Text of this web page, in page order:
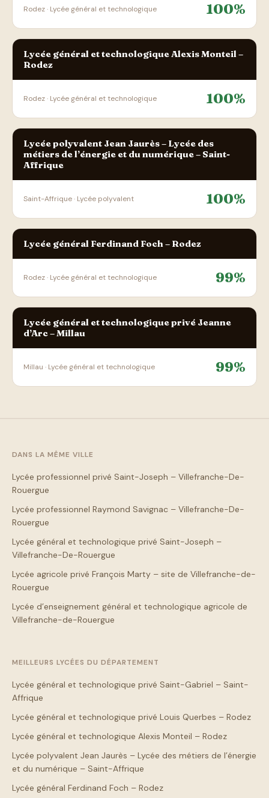
Rodez · Lycée général et technologique 100%
Lycée général et technologique Alexis Monteil –
Rodez
Rodez · Lycée général et technologique 100%
Lycée polyvalent Jean Jaurès – Lycée des
métiers de l’énergie et du numérique – Saint-
Affrique
Saint-Affrique · Lycée polyvalent 100%
Lycée général Ferdinand Foch – Rodez
Rodez · Lycée général et technologique 99%
Lycée général et technologique privé Jeanne
d’Arc – Millau
Millau · Lycée général et technologique 99%
DANS LA MÊME VILLE
Lycée professionnel privé Saint-Joseph – Villefranche-De-
Rouergue
Lycée professionnel Raymond Savignac – Villefranche-De-
Rouergue
Lycée général et technologique privé Saint-Joseph –
Villefranche-De-Rouergue
Lycée agricole privé François Marty – site de Villefranche-de-
Rouergue
Lycée d’enseignement général et technologique agricole de
Villefranche-de-Rouergue
MEILLEURS LYCÉES DU DÉPARTEMENT
Lycée général et technologique privé Saint-Gabriel – Saint-
Affrique
Lycée général et technologique privé Louis Querbes – Rodez
Lycée général et technologique Alexis Monteil – Rodez
Lycée polyvalent Jean Jaurès – Lycée des métiers de l’énergie
et du numérique – Saint-Affrique
Lycée général Ferdinand Foch – Rodez